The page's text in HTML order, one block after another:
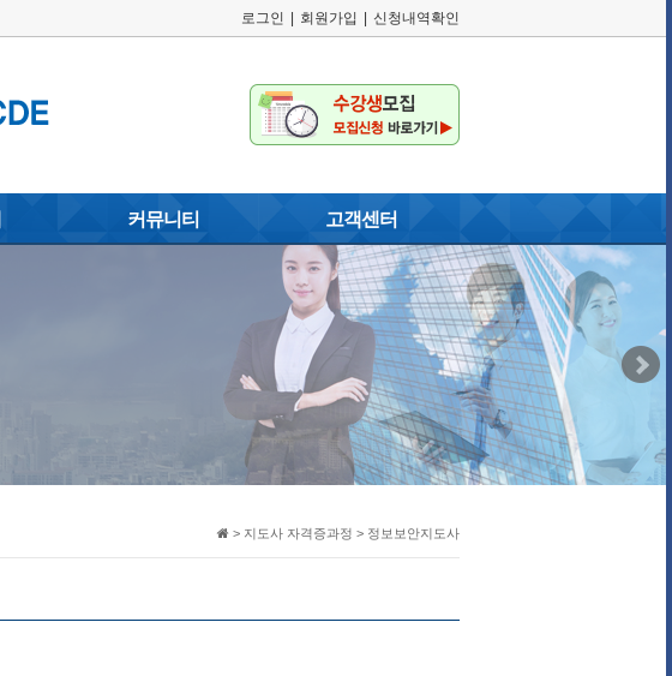
로그인 회원가입 신청내역확인
커뮤니티 고객센터
공지사항
교육일정
자주묻는질문
이용약관
개인정보취급방침
고객게시판
> 지도사 자격증과정 > 정보보안지도사